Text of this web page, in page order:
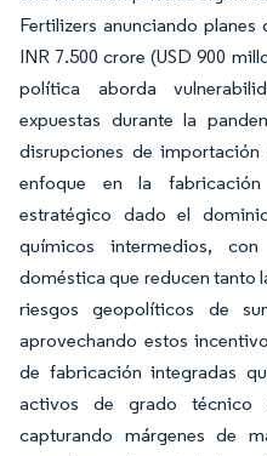
Fertilizers anunciando
INR 7.500 crore (USD 900
política aborda
expuestas durante la
disrupciones de importación
enfoque en la fabricación
estratégico dado el
químicos intermedios,
doméstica que reducen tanto
riesgos geopolíticos de
aprovechando estos
de fabricación integradas
activos de grado técnico
capturando márgenes de